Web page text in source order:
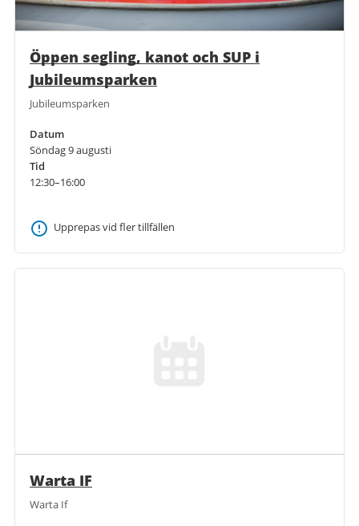
Öppen segling, kanot och SUP i
Jubileumsparken
Jubileumsparken
Datum
Söndag 9 augusti
Tid
12:30–16:00
Upprepas vid fler tillfällen
Warta IF
Warta If